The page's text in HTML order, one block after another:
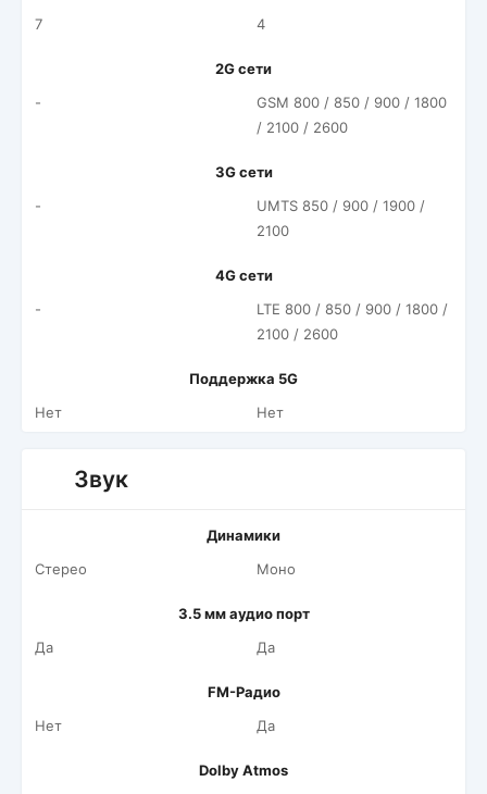
7
4
2G сети
-
GSM 800 / 850 / 900 / 1800
/ 2100 / 2600
3G сети
-
UMTS 850 / 900 / 1900 /
2100
4G сети
-
LTE 800 / 850 / 900 / 1800 /
2100 / 2600
Поддержка 5G
Нет
Нет
Звук
Динамики
Стерео
Моно
3.5 мм аудио порт
Да
Да
FM-Радио
Нет
Да
Dolby Atmos